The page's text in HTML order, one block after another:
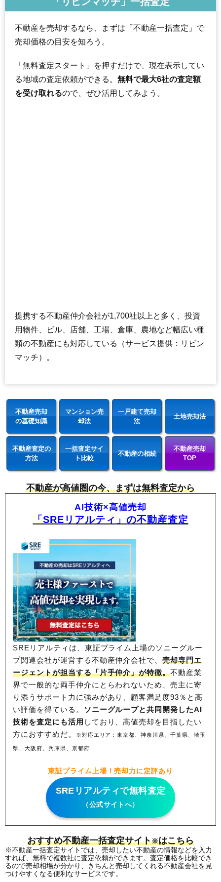
不動産を売却するなら、まずは「不動産一括査定」で
売却価格の目安を知ろう。
「無料査定スタート」を押すだけで、現在表示してい
る地域の査定依頼ができる。 無料で最大6社の査定額
を受け取れるので、ぜひ活用してみよう。
提携する不動産仲介会社が1,700社以上と多く、投資
用物件、ビル、店舗、工場、倉庫、農地など幅広い種
類の不動産にも対応している（サービス提供：リビン
マッチ）。
不動産売却
の基礎知識
マンション売
却法
一戸建て売却
法
土地売却法
不動産査定の
方法
一括査定サイ
ト比較
不動産の相続
不動産売却
TOP
不動産が高値圏の今、まずは無料査定から
AI技術×高値売却
「SREリアルティ」の不動産査定
SREリアルティは、東証プライム上場のソニーグルー
プ関連会社が運営する不動産仲介会社で、売却専門エ
ージェントが担当する「片手仲介」が特徴。不動産業
界で一般的な両手仲介にとらわれないため、売主に寄
り添うサポート力に強みがあり、顧客満足度93％と高
い評価を得ている。 ソニーグループと共同開発したAI
技術を査定にも活用 しており、高値売却を目指したい
方におすすめだ。
※対応エリア：東京都、神奈川県、千葉県、埼玉
県、大阪府、兵庫県、京都府
東証プライム上場！売却力に定評あり
SREリアルティで無料査定
（公式サイトへ）
おすすめ不動産一括査定サイト※はこちら
※不動産一括査定サイトでは、売却したい不動産の情報などを入力
すれば、無料で複数社に査定依頼ができます。査定価格を比較でき
るので売却相場が分かり、きちんと売却してくれる不動産会社を見
つけやすくなる便利なサービスです。